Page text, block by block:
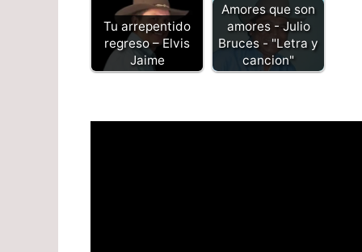
Tu arrepentido
regreso – Elvis
Jaime
Amores que son
amores - Julio
Bruces - "Letra y
cancion"